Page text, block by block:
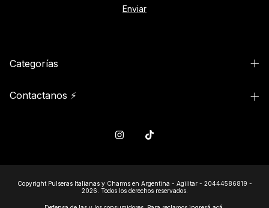
Categorías
Contactanos ⚡
Copyright Pulseras Italianas y Charms en Argentina - Agilitar - 20444586819 -
2026. Todos los derechos reservados.